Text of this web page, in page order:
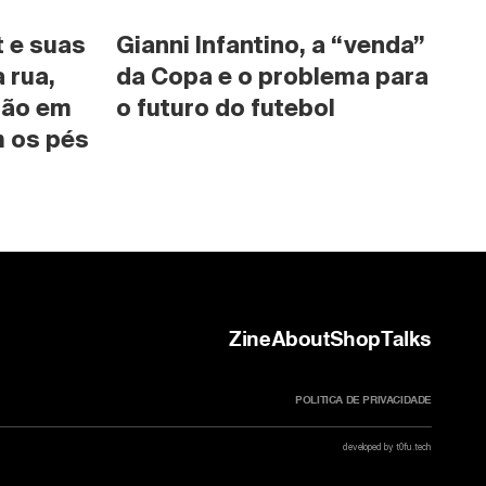
e suas
rua,
em
os pés
Gianni Infantino, a “venda”
da Copa e o problema para
o futuro do futebol
ZineAboutShopTalks
POLITICA DE PRIVACIDADE
developed by t0fu.tech